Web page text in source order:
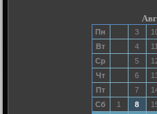
Пн 3
Вт
4 11
Ср
5
Чт
6
Пт
7
Сб
1 8